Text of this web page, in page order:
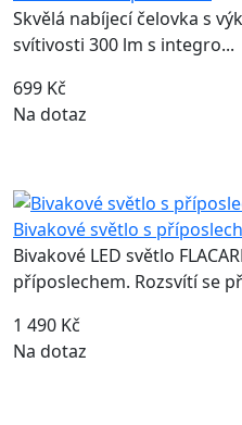
Skvělá nabíjecí čelovka s
svítivosti 300 lm s integro...
699 Kč
Na dotaz
Bivakové světlo s
Bivakové LED světlo
příposlechem. Rozsvítí se
1 490 Kč
Na dotaz